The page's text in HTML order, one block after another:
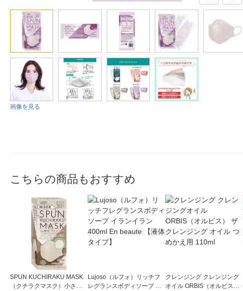
画像を見る
こちらの商品もおすすめ
SPUN KUCHIRAKU MASK
（クチラクマスク）小さめ
Lujoso（ルフォ）リッチフ
レグランスボディソープ イ
クレンジング クレンジング
オイル ORBIS（オルビス）